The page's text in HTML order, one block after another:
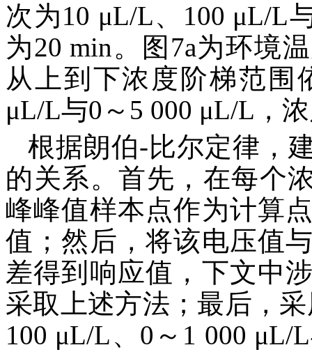
次为10 μL/L、100 μL/L
为20 min。图7a为环境
从上到下浓度阶梯范围
μL/L与0～5 000 μL/L，
根据朗伯-比尔定律，
的关系。首先，在每个
峰峰值样本点作为计算
值；然后，将该电压值
差得到响应值，下文中
采取上述方法；最后，
100 μL/L、0～1 000 μL/